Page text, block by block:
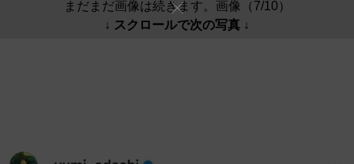
まだまだ画像は続きます。画像（7/10）
↓ スクロールで次の写真 ↓